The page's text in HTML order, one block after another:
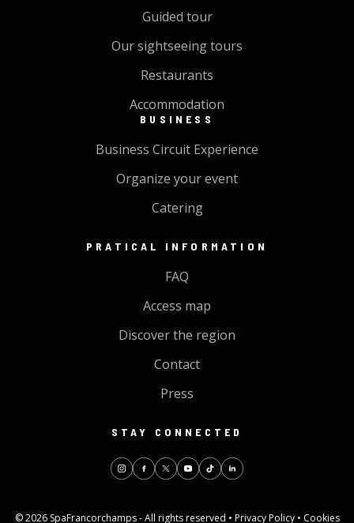
Guided tour
Our sightseeing tours
Restaurants
Accommodation
BUSINESS
Business Circuit Experience
Organize your event
Catering
PRATICAL INFORMATION
FAQ
Access map
Discover the region
Contact
Press
STAY CONNECTED
© 2026 SpaFrancorchamps - All rights reserved • Privacy Policy • Cookies